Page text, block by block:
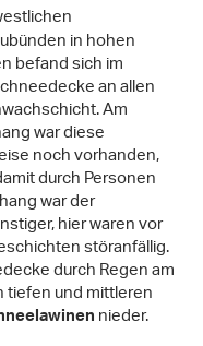
in hohen
befand sich im
an allen
Am
war diese
noch vorhanden,
durch Personen
war der
hier waren vor
störanfällig.
durch Regen am
tiefen und mittleren
nieder.